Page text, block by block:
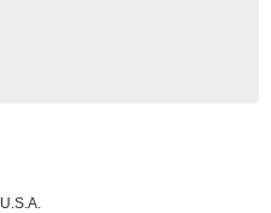
U.S.A.